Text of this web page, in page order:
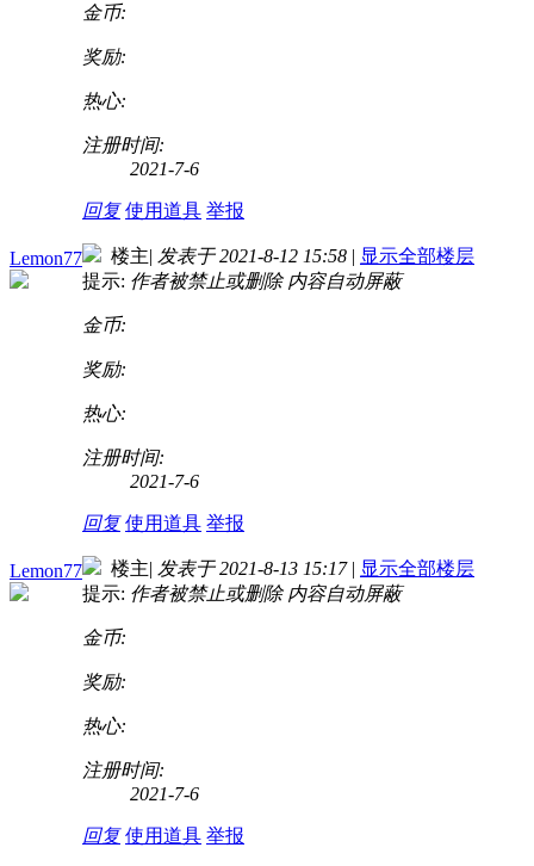
金币:
奖励:
热心:
注册时间:
2021-7-6
回复 使用道具 举报
Lemon77 楼主| 发表于 2021-8-12 15:58 | 显示全部楼层
提示: 作者被禁止或删除 内容自动屏蔽
金币:
奖励:
热心:
注册时间:
2021-7-6
回复 使用道具 举报
Lemon77 楼主| 发表于 2021-8-13 15:17 | 显示全部楼层
提示: 作者被禁止或删除 内容自动屏蔽
金币:
奖励:
热心:
注册时间:
2021-7-6
回复 使用道具 举报